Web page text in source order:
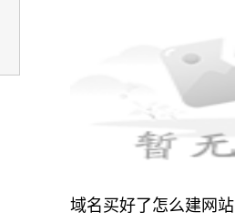
域名买好了怎么建网站